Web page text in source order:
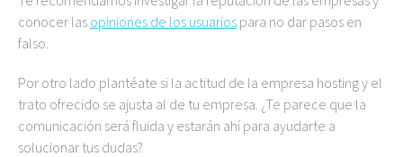
conocer las opiniones de los usuarios para no dar pasos en
falso.
Por otro lado plantéate si la actitud de la empresa hosting y el
trato ofrecido se ajusta al de tu empresa. ¿Te parece que la
comunicación será fluida y estarán ahí para ayudarte a
solucionar tus dudas?